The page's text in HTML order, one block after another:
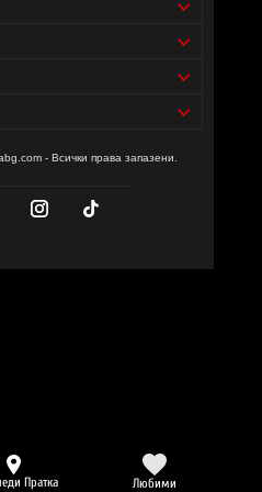
- Всички права запазени.
Пратка Любими